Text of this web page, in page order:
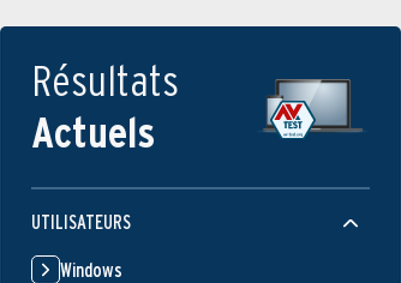
Résultats
Actuels
UTILISATEURS
Windows